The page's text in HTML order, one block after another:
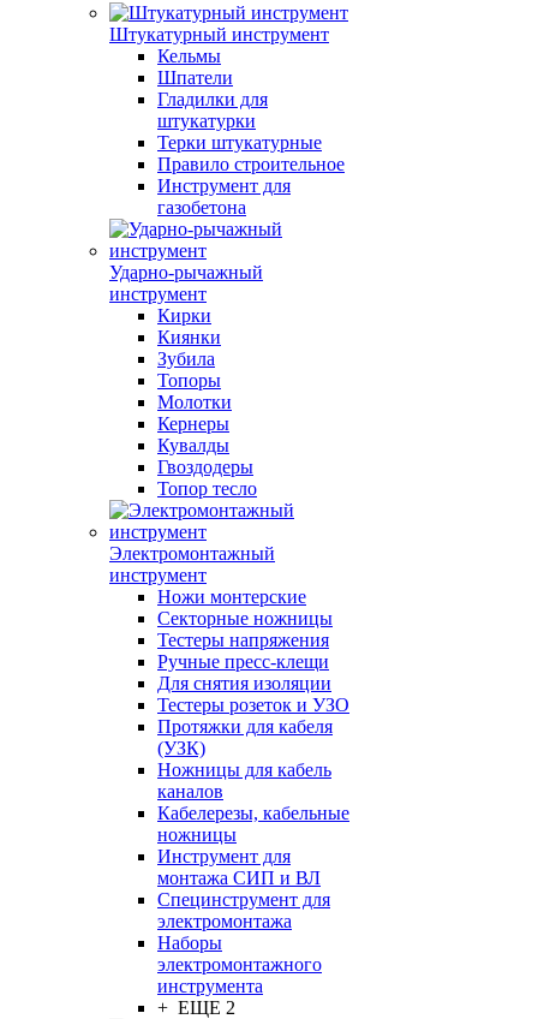
Штукатурный инструмент
Кельмы
Шпатели
Гладилки для
штукатурки
Терки штукатурные
Правило строительное
Инструмент для
газобетона
Ударно-рычажный
инструмент
Кирки
Киянки
Зубила
Топоры
Молотки
Кернеры
Кувалды
Гвоздодеры
Топор тесло
Электромонтажный
инструмент
Ножи монтерские
Секторные ножницы
Тестеры напряжения
Ручные пресс-клещи
Для снятия изоляции
Тестеры розеток и УЗО
Протяжки для кабеля
(УЗК)
Ножницы для кабель
каналов
Кабелерезы, кабельные
ножницы
Инструмент для
монтажа СИП и ВЛ
Специнструмент для
электромонтажа
Наборы
электромонтажного
инструмента
+ ЕЩЕ 2